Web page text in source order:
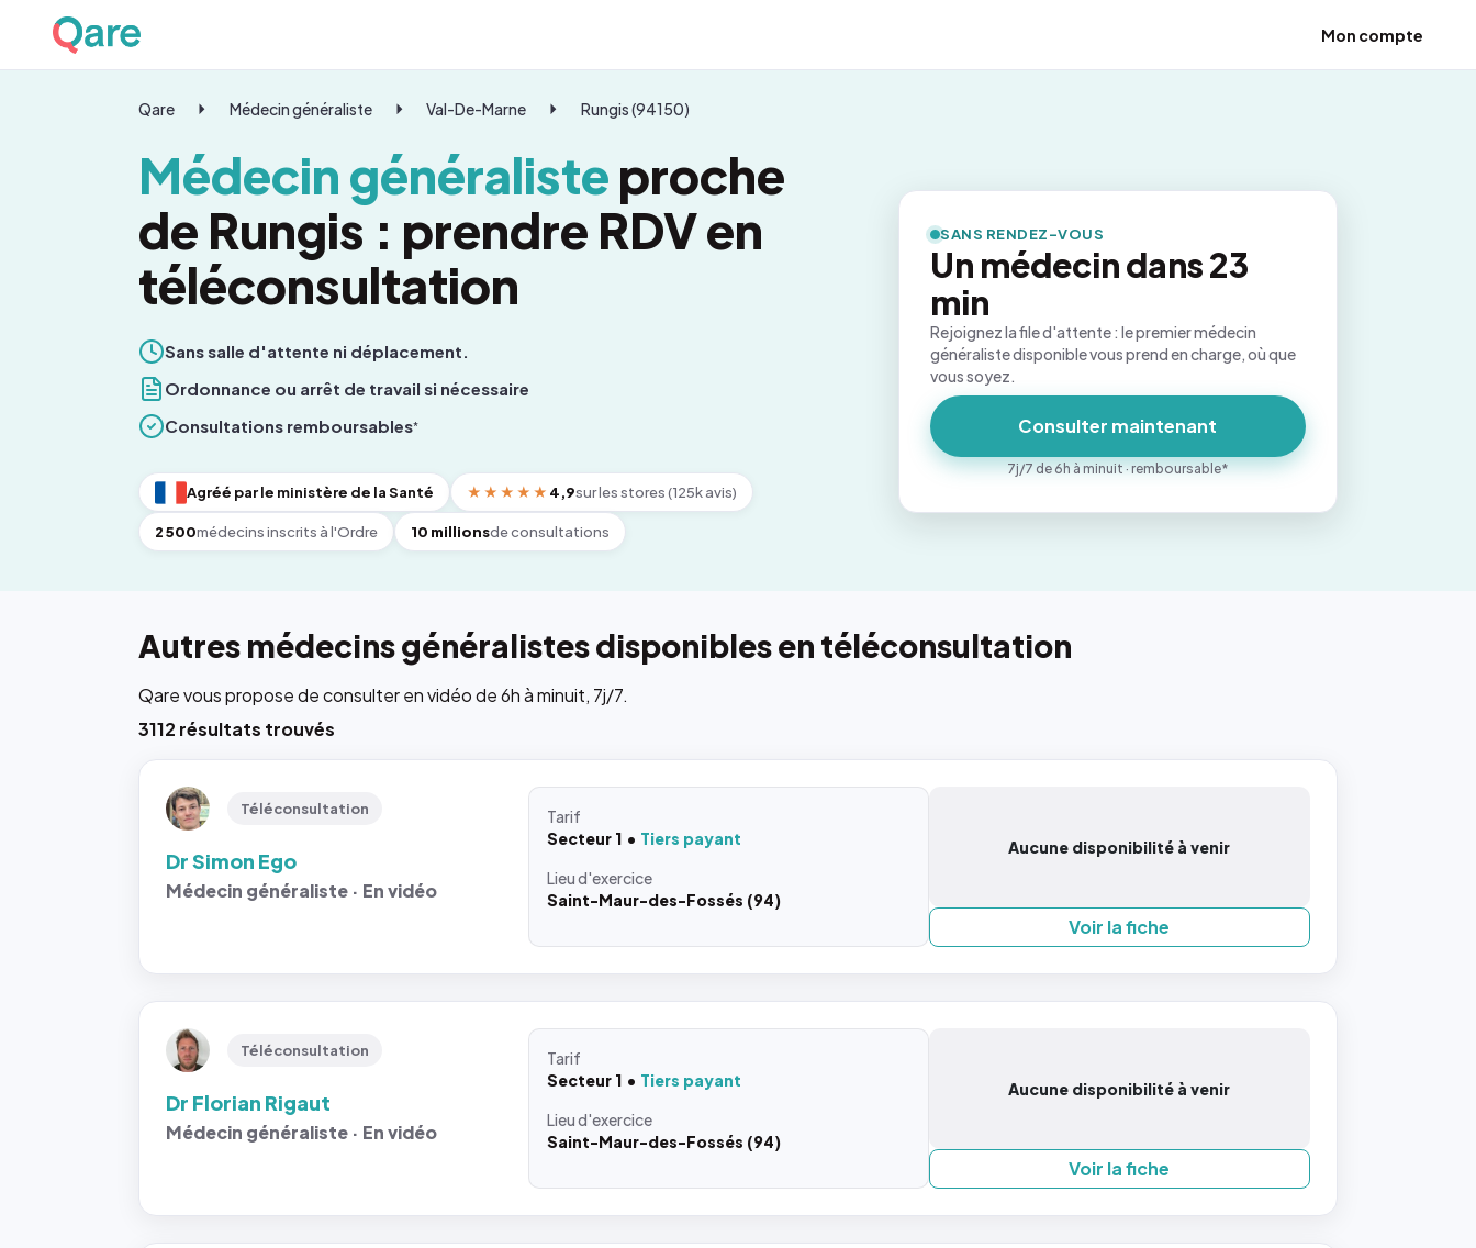
Mon compte
Qare Médecin généraliste Val-De-Marne Rungis (94150)
Médecin généralisteproche
de Rungis : prendre RDV en
téléconsultation
Sans salle d'attente ni déplacement.
Ordonnance ou arrêt de travail si nécessaire
Consultations remboursables*
Agréé par le ministère de la Santé ★★★★★ 4,9sur les stores (125k avis)
2 500médecins inscrits à l'Ordre 10 millionsde consultations
SANS RENDEZ-VOUS
Un médecin dans 23
min
Rejoignez la file d'attente : le premier médecin
généraliste disponible vous prend en charge, où que
vous soyez.
Consulter maintenant
7j/7 de 6h à minuit · remboursable*
Autres médecins généralistes disponibles en téléconsultation
Qare vous propose de consulter en vidéo de 6h à minuit, 7j/7.
3112 résultats trouvés
Téléconsultation
Dr Simon Ego
Médecin généraliste · En vidéo
Tarif
Secteur 1
Tiers payant
Lieud'exercice
Saint-Maur-des-Fossés (94)
Aucune disponibilité à venir
Voir la fiche
Téléconsultation
Dr Florian Rigaut
Médecin généraliste · En vidéo
Tarif
Secteur 1
Tiers payant
Lieud'exercice
Saint-Maur-des-Fossés (94)
Aucune disponibilité à venir
Voir la fiche